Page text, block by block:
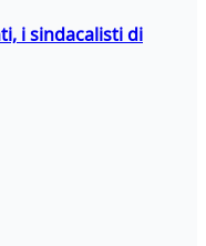
i sindacalisti di